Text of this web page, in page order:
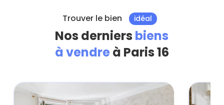
Trouver le bien idéal
Nos derniers biens
à vendre à Paris 16